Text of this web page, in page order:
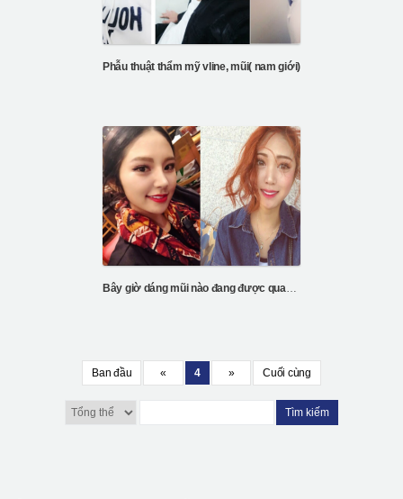
Phẫu thuật thẩm mỹ vline, mũi( nam giới)
Bây giờ dáng mũi nào đang được quan tâm nhất?
Ban đầu « 4 » Cuối cùng
Tìm kiếm